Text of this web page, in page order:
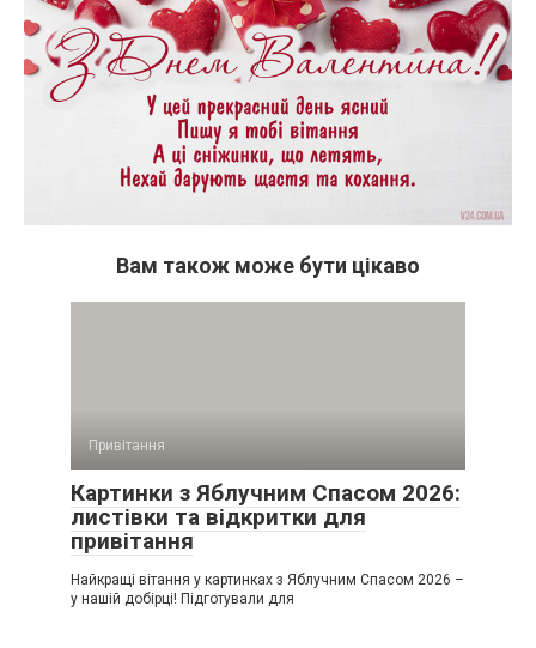
Вам також може бути цікаво
Привітання
Картинки з Яблучним Спасом 2026:
листівки та відкритки для
привітання
Найкращі вітання у картинках з Яблучним Спасом 2026 –
у нашій добірці! Підготували для